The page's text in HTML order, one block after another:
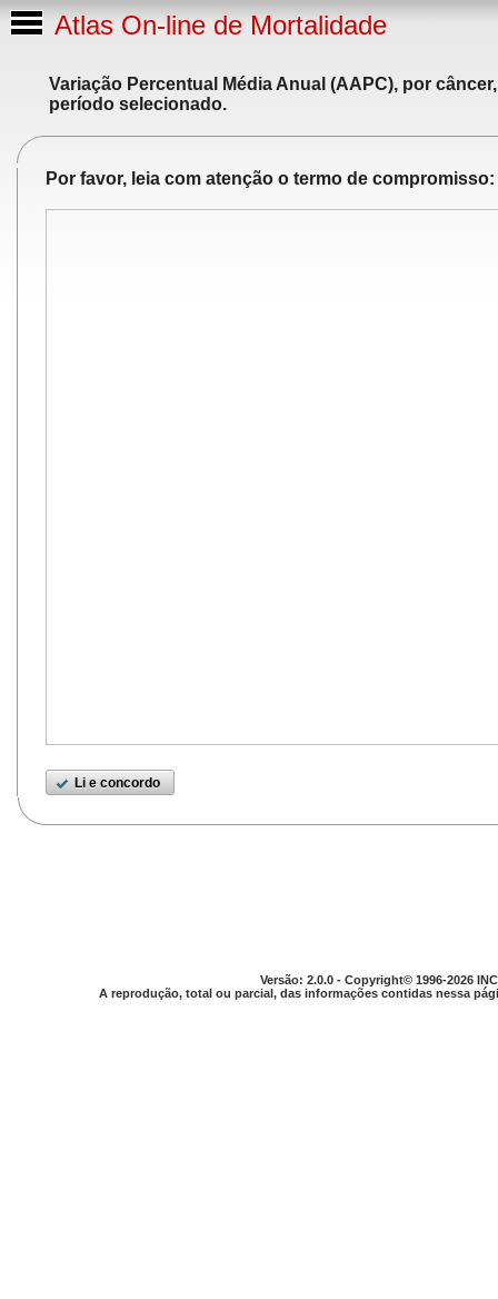
Atlas On-line de Mortalidade
Variação Percentual Média Anual (AAPC), por
período selecionado.
Por favor, leia com atenção o termo de compromisso:
Li e concordo
Versão: 2.0.0 - Copyright© 1996-2026
A reprodução, total ou parcial, das informações contidas nessa